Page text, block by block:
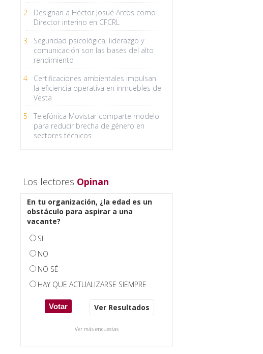
2
Designan a Héctor Josué Arcos como
Director interino en CFCRL
3
Seguridad psicológica, liderazgo y
comunicación son las bases del alto
rendimiento
4
Certificaciones ambientales impulsan
la eficiencia operativa en inmuebles de
Vesta
5
Telefónica Movistar comparte modelo
para reducir brecha de género en
sectores técnicos
Los lectores Opinan
En tu organización, ¿la edad es un
obstáculo para aspirar a una
vacante?
SI
NO
NO SÉ
HAY QUE ACTUALIZARSE SIEMPRE
Ver Resultados
Ver más encuestas